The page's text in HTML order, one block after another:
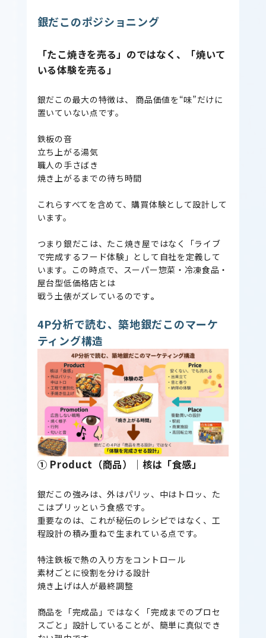
銀だこのポジショニング
「たこ焼きを売る」のではなく、「焼いて
いる体験を売る」
銀だこの最大の特徴は、 商品価値を“味”だけに
置いていない点です。
鉄板の音
立ち上がる湯気
職人の手さばき
焼き上がるまでの待ち時間
これらすべてを含めて、購買体験として設計して
います。
つまり銀だこは、たこ焼き屋ではなく「ライブ
で完成するフード体験」として自社を定義して
います。この時点で、スーパー惣菜・冷凍食品・
屋台型低価格店とは
戦う土俵がズレているのです。
4P分析で読む、築地銀だこのマーケ
ティング構造
① Product（商品）｜核は「食感」
銀だこの強みは、外はパリッ、中はトロッ、た
こはプリッという食感です。
重要なのは、これが秘伝のレシピではなく、工
程設計の積み重ねで生まれている点です。
特注鉄板で熱の入り方をコントロール
素材ごとに役割を分ける設計
焼き上げは人が最終調整
商品を「完成品」ではなく「完成までのプロセ
スごと」設計していることが、簡単に真似でき